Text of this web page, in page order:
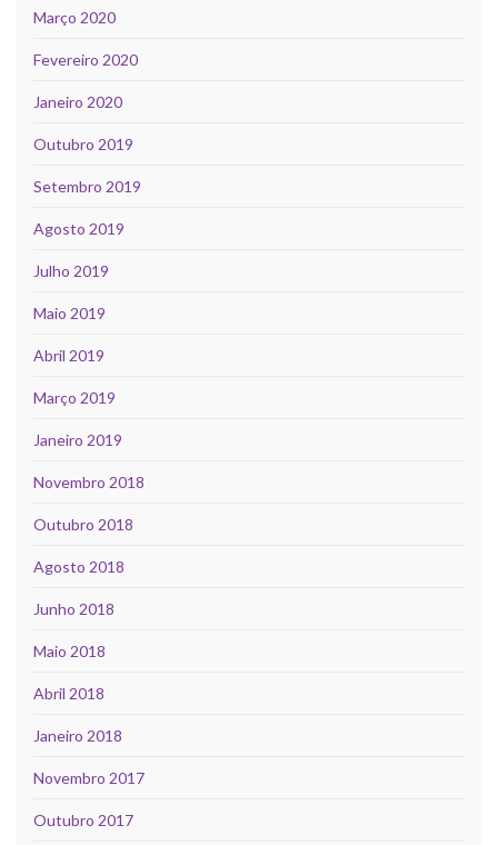
Março 2020
Fevereiro 2020
Janeiro 2020
Outubro 2019
Setembro 2019
Agosto 2019
Julho 2019
Maio 2019
Abril 2019
Março 2019
Janeiro 2019
Novembro 2018
Outubro 2018
Agosto 2018
Junho 2018
Maio 2018
Abril 2018
Janeiro 2018
Novembro 2017
Outubro 2017